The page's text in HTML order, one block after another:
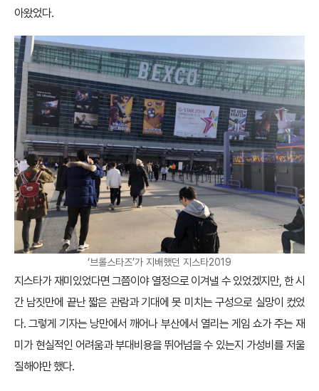
아왔었다.
‘브롤스타즈’가 지배했던 지스타2019
지스타가 재미있었다면 그쯤이야 열정으로 이겨낼 수 있었겠지만, 한 시
간 남짓만에 끝난 짧은 관람과 기대에 못 미치는 구성으로 실망이 컸었
다. 그렇게 기자는 낭만에서 깨어나 부산에서 열리는 게임 쇼가 주는 재
미가 현실적인 어려움과 부대비용을 뛰어넘을 수 있는지 가성비를 저울
질해야만 했다.